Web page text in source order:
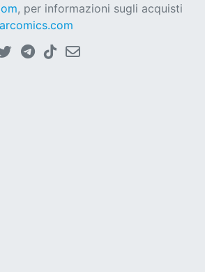
, per informazioni sugli acquisti